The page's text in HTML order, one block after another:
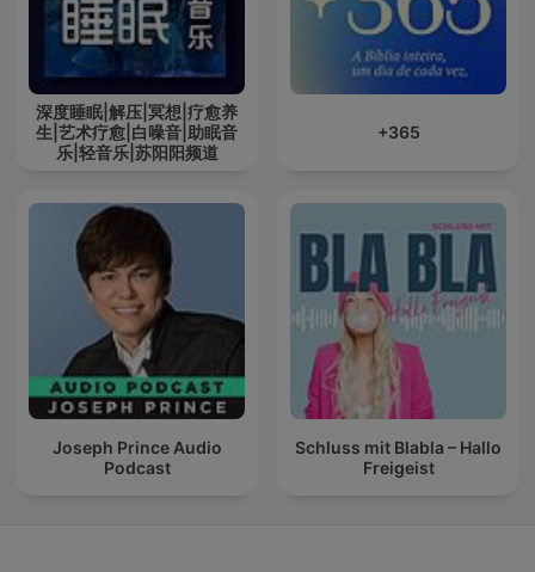
深度睡眠|解压|冥想|疗愈养
生|艺术疗愈|白噪音|助眠音
乐|轻音乐|苏阳阳频道
+365
Joseph Prince Audio
Podcast
Schluss mit Blabla – Hallo
Freigeist